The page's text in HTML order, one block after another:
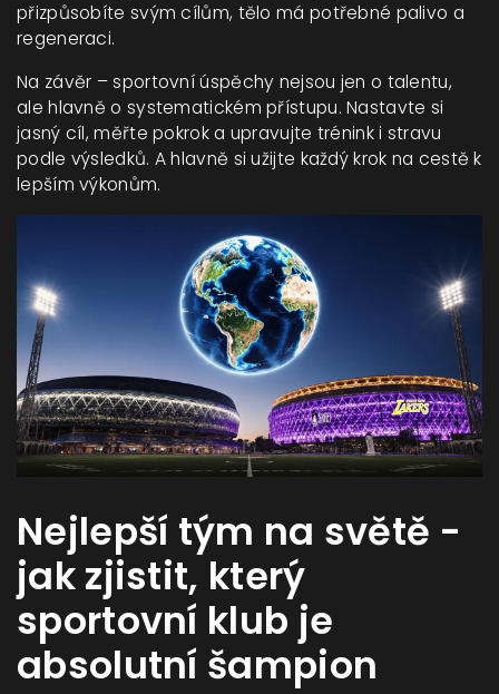
přizpůsobíte svým cílům, tělo má potřebné palivo a
regeneraci.
Na závěr – sportovní úspěchy nejsou jen o talentu,
ale hlavně o systematickém přístupu. Nastavte si
jasný cíl, měřte pokrok a upravujte trénink i stravu
podle výsledků. A hlavně si užijte každý krok na cestě k
lepším výkonům.
Nejlepší tým na světě -
jak zjistit, který
sportovní klub je
absolutní šampion